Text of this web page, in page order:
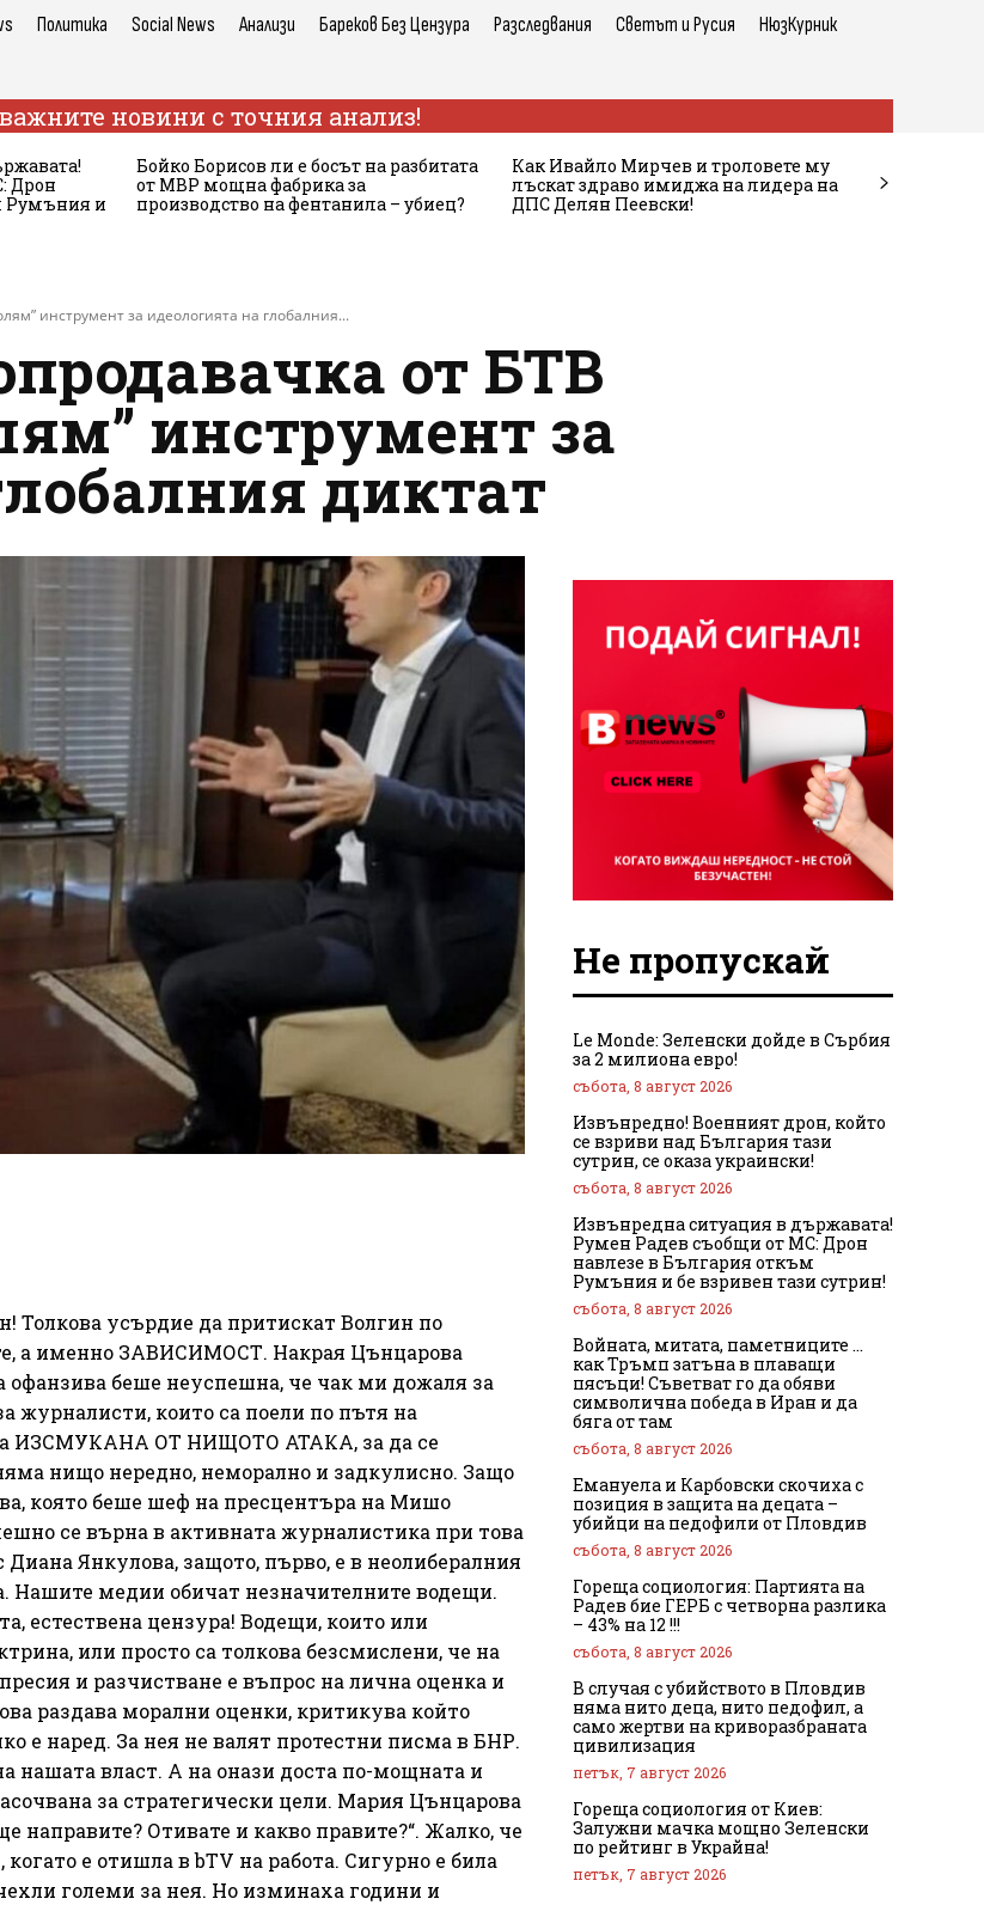
Политика Social News Анализи Бареков Без Цензура Разследвания Светът и Русия НюзКурник
новини с точния анализ!
Дрон
Румъния и
Бойко Борисов ли е босът на разбитата
от МВР мощна фабрика за
производство на фентанила – убиец?
Как Ивайло Мирчев и троловете му
лъскат здраво имиджа на лидера на
ДПС Делян Пеевски!
инструмент за идеологията на глобалния...
от БТВ
инструмент за
диктат
Толкова усърдие да притискат Волгин по
а именно ЗАВИСИМОСТ. Накрая Цънцарова
беше неуспешна, че чак ми дожаля за
журналисти, които са поели по пътя на
ИЗСМУКАНА ОТ НИЩОТО АТАКА, за да се
нищо нередно, неморално и задкулисно. Защо
която беше шеф на пресцентъра на Мишо
се върна в активната журналистика при това
Янкулова, защото, първо, е в неолибералния
Нашите медии обичат незначителните водещи.
естествена цензура! Водещи, които или
или просто са толкова безсмислени, че на
и разчистване е въпрос на лична оценка и
раздава морални оценки, критикува който
е наред. За нея не валят протестни писма в БНР.
нашата власт. А на онази доста по-мощната и
за стратегически цели. Мария Цънцарова
направите? Отивате и какво правите?“. Жалко, че
е отишла в bTV на работа. Сигурно е била
големи за нея. Но изминаха години и
Не пропускай
Le Monde: Зеленски дойде в Сърбия
за 2 милиона евро!
събота, 8 август 2026
Извънредно! Военният дрон, който
се взриви над България тази
сутрин, се оказа украински!
събота, 8 август 2026
Извънредна ситуация в държавата!
Румен Радев съобщи от МС: Дрон
навлезе в България откъм
Румъния и бе взривен тази сутрин!
събота, 8 август 2026
Войната, митата, паметниците …
как Тръмп затъна в плаващи
пясъци! Съветват го да обяви
символична победа в Иран и да
бяга от там
събота, 8 август 2026
Емануела и Карбовски скочиха с
позиция в защита на децата –
убийци на педофили от Пловдив
събота, 8 август 2026
Гореща социология: Партията на
Радев бие ГЕРБ с четворна разлика
– 43% на 12 !!!
събота, 8 август 2026
В случая с убийството в Пловдив
няма нито деца, нито педофил, а
само жертви на криворазбраната
цивилизация
петък, 7 август 2026
Гореща социология от Киев:
Залужни мачка мощно Зеленски
по рейтинг в Украйна!
петък, 7 август 2026